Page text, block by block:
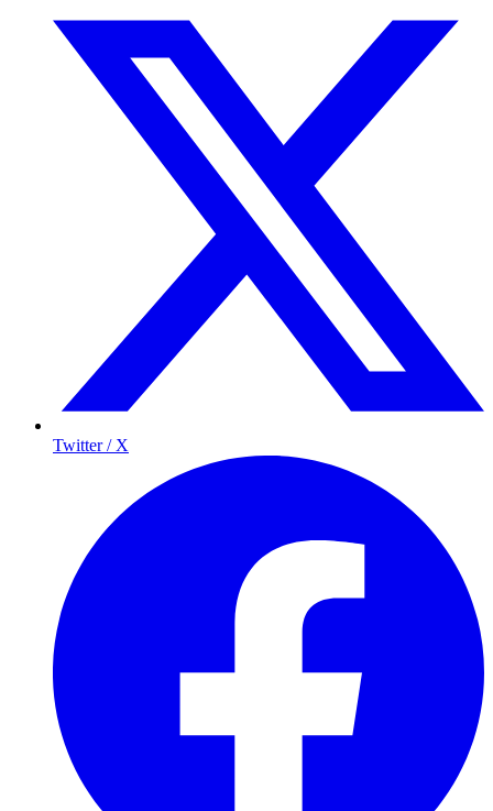
Twitter / X